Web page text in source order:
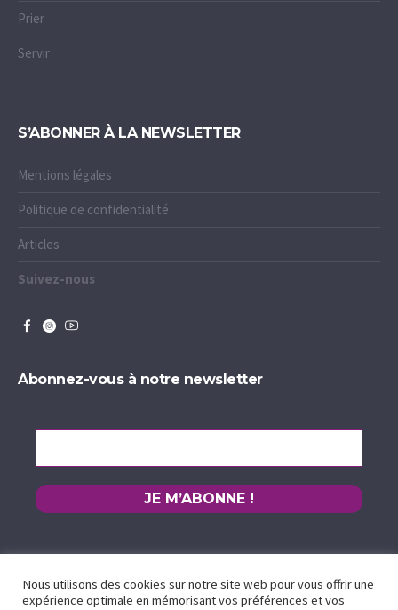
Prier
Servir
S’ABONNER À LA NEWSLETTER
Mentions légales
Politique de confidentialité
Articles
Suivez-nous
Abonnez-vous à notre newsletter
Nous utilisons des cookies sur notre site web pour vous offrir une
expérience optimale en mémorisant vos préférences et vos